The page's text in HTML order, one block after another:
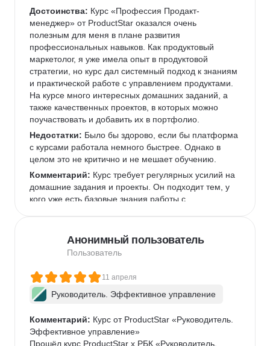
Достоинства: Курс «Профессия Продакт-
менеджер» от ProductStar оказался очень
полезным для меня в плане развития
профессиональных навыков. Как продуктовый
маркетолог, я уже имела опыт в продуктовой
стратегии, но курс дал системный подход к знаниям
и практической работе с управлением продуктами.
На курсе много интересных домашних заданий, а
также качественных проектов, в которых можно
поучаствовать и добавить их в портфолио.
Недостатки: Было бы здорово, если бы платформа
с курсами работала немного быстрее. Однако в
целом это не критично и не мешает обучению.
Комментарий: Курс требует регулярных усилий на
домашние задания и проекты. Он подходит тем, у
кого уже есть базовые знания работы с
Анонимный пользователь
Пользователь
11 апреля
Руководитель. Эффективное управление
Комментарий: Курс от ProductStar «Руководитель.
Эффективное управление»
Прошёл курс ProductStar х РБК «Руководитель.